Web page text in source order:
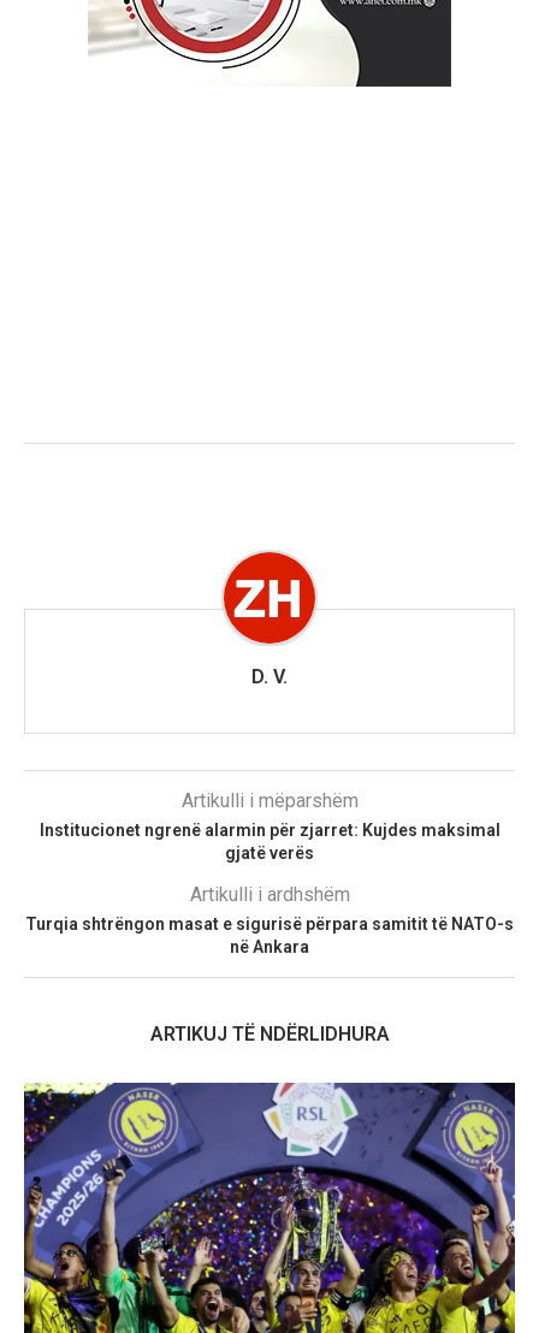
D. V.
Artikulli i mëparshëm
Institucionet ngrenë alarmin për zjarret: Kujdes maksimal
gjatë verës
Artikulli i ardhshëm
Turqia shtrëngon masat e sigurisë përpara samitit të NATO-s
në Ankara
ARTIKUJ TË NDËRLIDHURA